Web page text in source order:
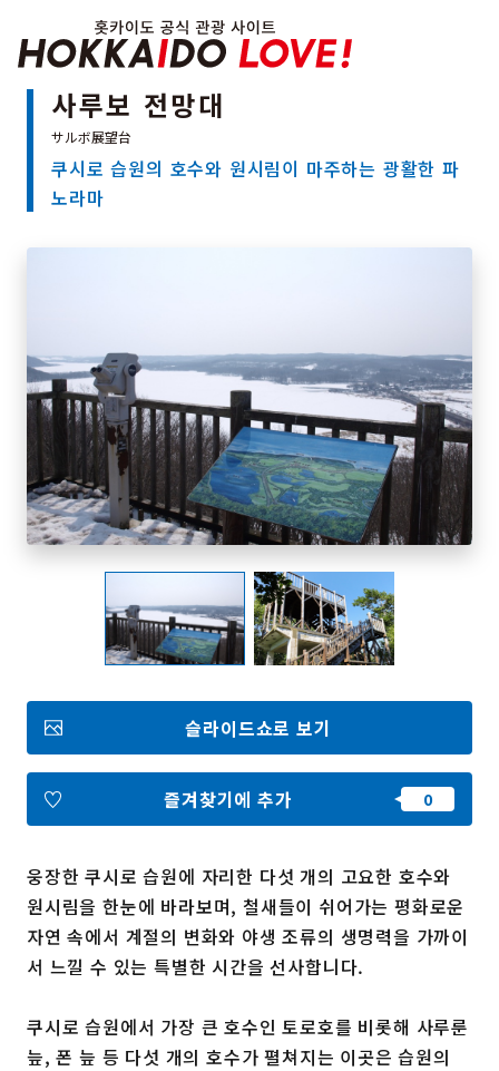
특집
관광지
온천
추천코스
홋카이도 둘러보기
여행 테마로 검색
빗속에서 만끽
7개의 국립공원
절경을 만나는 여행
기초지식
즐겨찾기
Face
book
Insta
gram
YouT
ube
Insta
gram
Face
book
포토갤러리
영상갤러리
팸플릿
이용 규약
운영조직 소개
링크
사루보 전망대
쿠시로 습원의 호수와 원시림이 마주하는 광활한 파
노라마
웅장한 쿠시로 습원에 자리한 다섯 개의 고요한 호수와
원시림을 한눈에 바라보며, 철새들이 쉬어가는 평화로운
자연 속에서 계절의 변화와 야생 조류의 생명력을 가까이
서 느낄 수 있는 특별한 시간을 선사합니다.
쿠시로 습원에서 가장 큰 호수인 토로호를 비롯해 사루룬
늪, 폰 늪 등 다섯 개의 호수가 펼쳐지는 이곳은 습원의
슬라이드쇼로 보기
즐겨찾기에 추가